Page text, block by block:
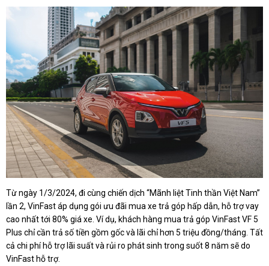
Từ ngày 1/3/2024, đi cùng chiến dịch “Mãnh liệt Tinh thần Việt Nam”
lần 2, VinFast áp dụng gói ưu đãi mua xe trả góp hấp dẫn, hỗ trợ vay
cao nhất tới 80% giá xe. Ví dụ, khách hàng mua trả góp VinFast VF 5
Plus chỉ cần trả số tiền gồm gốc và lãi chỉ hơn 5 triệu đồng/tháng. Tất
cả chi phí hỗ trợ lãi suất và rủi ro phát sinh trong suốt 8 năm sẽ do
VinFast hỗ trợ.